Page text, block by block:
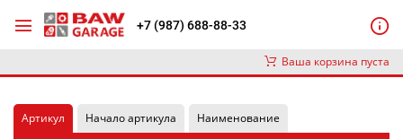
+7 (987) 688-88-33
Ваша корзина пуста
Артикул Начало артикула Наименование